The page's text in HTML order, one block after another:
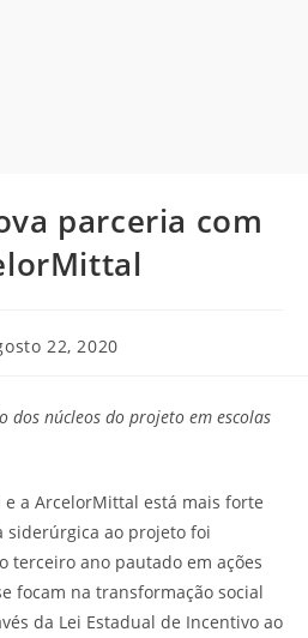
parceria com
22, 2020
dos núcleos do projeto em escolas
e a ArcelorMittal está mais forte
siderúrgica ao projeto foi
terceiro ano pautado em ações
focam na transformação social
da Lei Estadual de Incentivo ao